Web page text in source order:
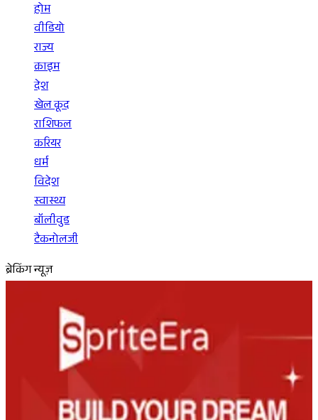
होम
वीडियो
राज्य
क्राइम
देश
खेल कूद
राशिफल
करियर
धर्म
विदेश
स्वास्थ्य
बॉलीवुड
टैकनोलजी
ब्रेकिंग न्यूज़